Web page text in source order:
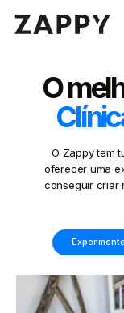
O
O Zappy tem
oferecer uma
conseguir criar